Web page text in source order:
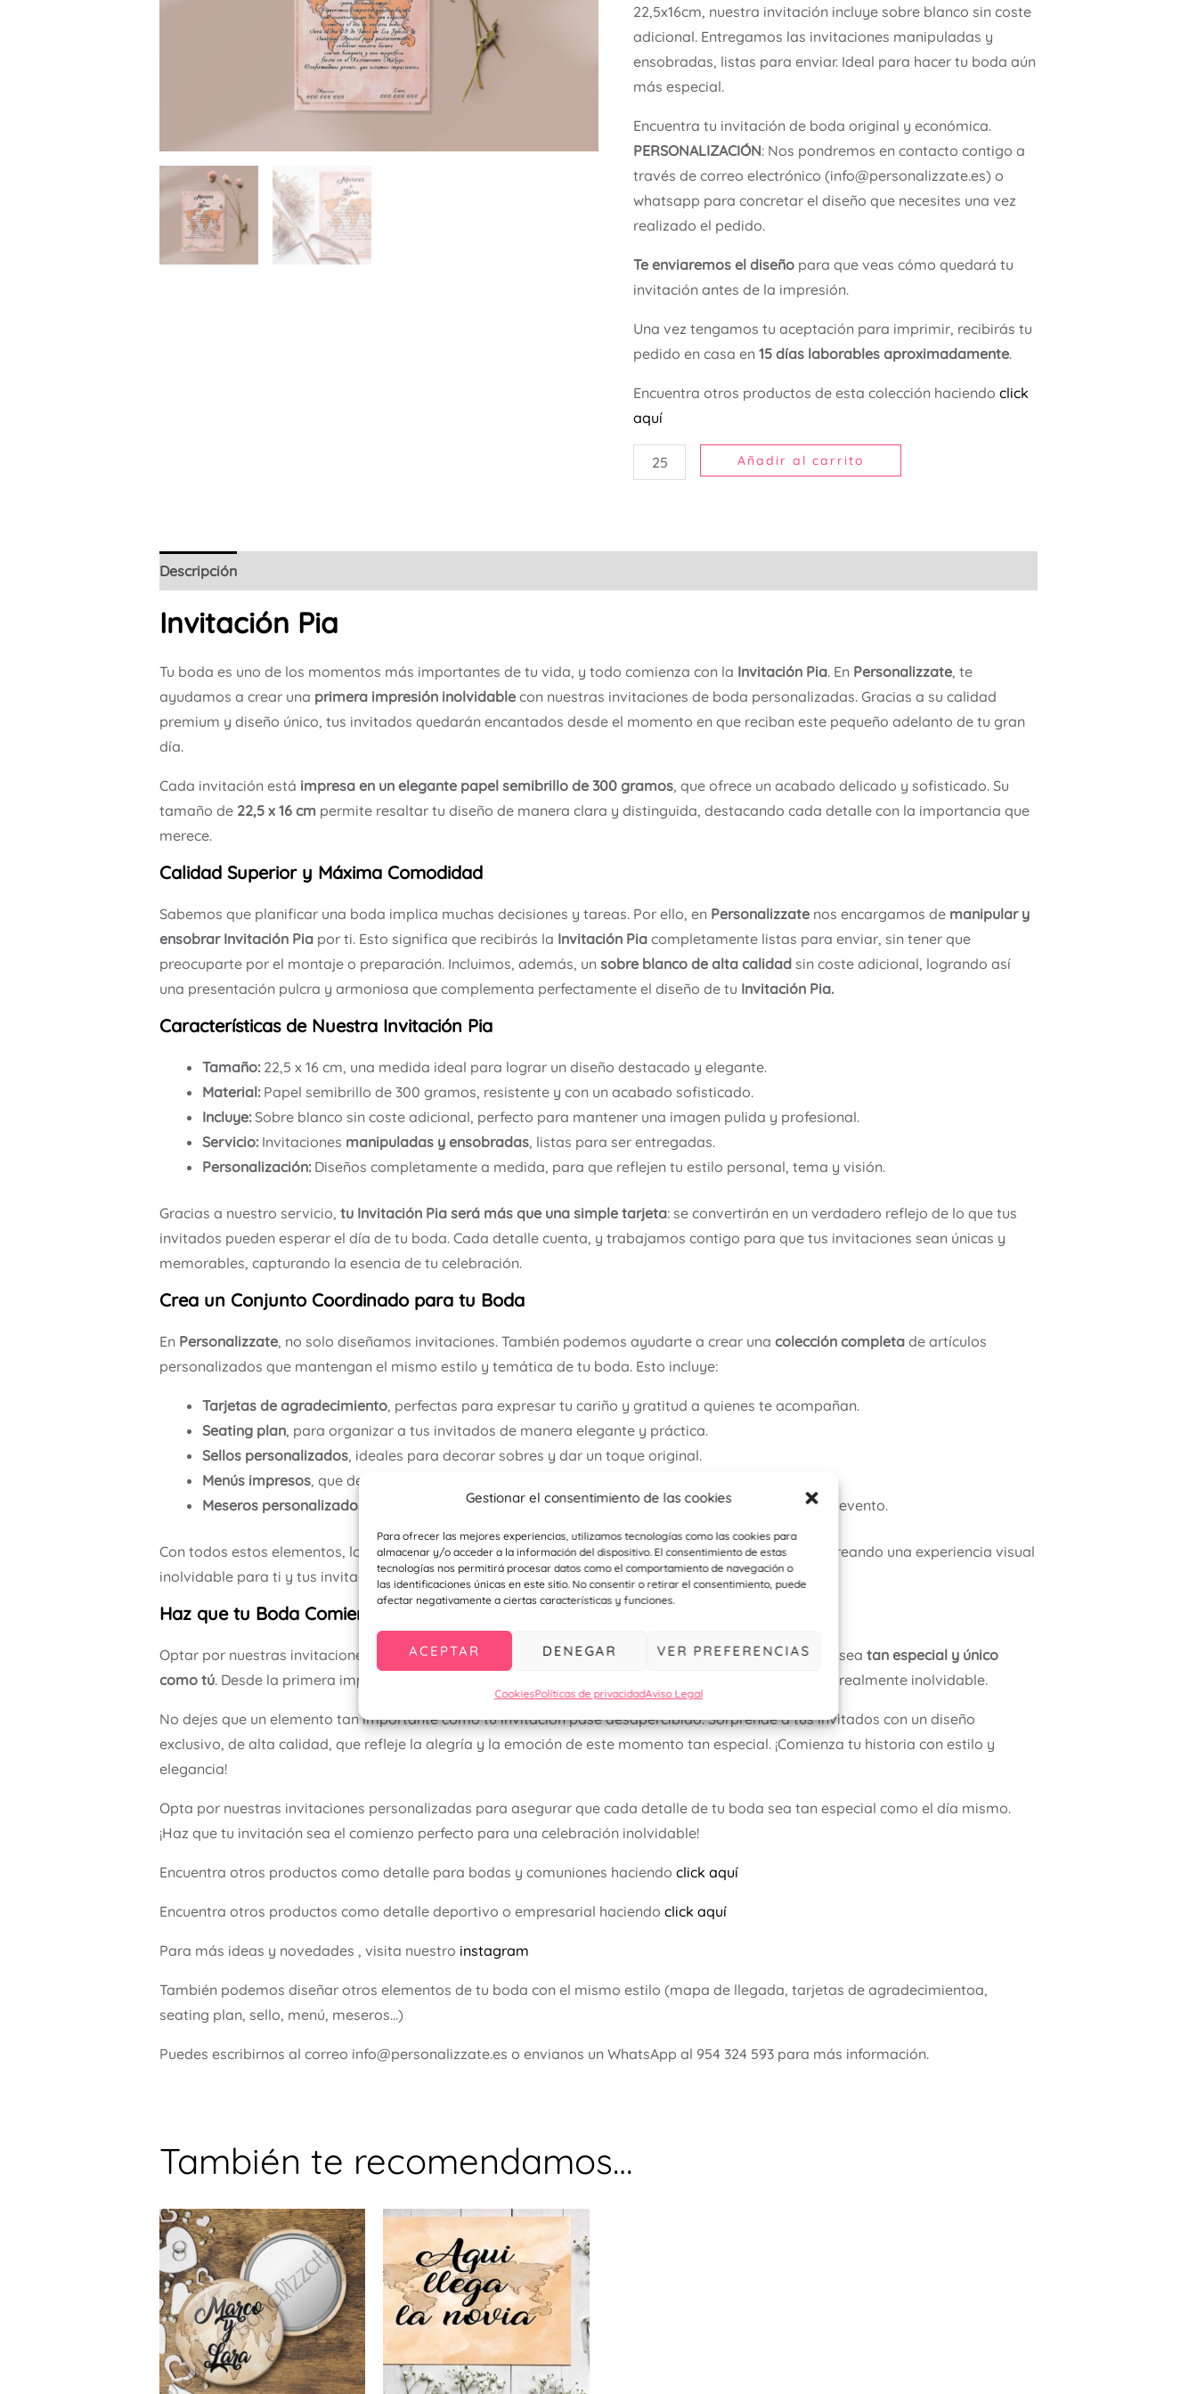
Gestionar el consentimiento de las cookies
Para ofrecer las mejores experiencias, utilizamos tecnologías como las cookies para
almacenar y/o acceder a la información del dispositivo. El consentimiento de estas
tecnologías nos permitirá procesar datos como el comportamiento de navegación o
las identificaciones únicas en este sitio. No consentir o retirar el consentimiento, puede
afectar negativamente a ciertas características y funciones.
ACEPTAR DENEGAR VER PREFERENCIAS
CookiesPolíticas de privacidadAviso Legal
22,5x16cm, nuestra invitación incluye sobre blanco sin coste
adicional. Entregamos las invitaciones manipuladas y
ensobradas, listas para enviar. Ideal para hacer tu boda aún
más especial.
Encuentra tu invitación de boda original y económica.
PERSONALIZACIÓN: Nos pondremos en contacto contigo a
través de correo electrónico (info@personalizzate.es) o
whatsapp para concretar el diseño que necesites una vez
realizado el pedido.
Te enviaremos el diseño para que veas cómo quedará tu
invitación antes de la impresión.
Una vez tengamos tu aceptación para imprimir, recibirás tu
pedido en casa en15 días laborables aproximadamente.
Encuentra otros productos de esta colección haciendoclick
aquí
Añadir al carrito
Descripción
Invitación Pia
Tu boda es uno de los momentos más importantes de tu vida, y todo comienza con la Invitación Pia. En Personalizzate, te
ayudamos a crear una primera impresión inolvidablecon nuestras invitaciones de boda personalizadas. Gracias a su calidad
premium y diseño único, tus invitados quedarán encantados desde el momento en que reciban este pequeño adelanto de tu gran
día.
Cada invitación está impresa en un elegante papel semibrillo de 300 gramos, que ofrece un acabado delicado y sofisticado. Su
tamaño de 22,5 x 16 cm permite resaltar tu diseño de manera clara y distinguida, destacando cada detalle con la importancia que
merece.
Calidad Superior y Máxima Comodidad
Sabemos que planificar una boda implica muchas decisiones y tareas. Por ello, en Personalizzatenos encargamos de manipular y
ensobrar Invitación Pia por ti. Esto significa que recibirás la Invitación Pia completamente listas para enviar, sin tener que
preocuparte por el montaje o preparación. Incluimos, además, un sobre blanco de alta calidadsin coste adicional, logrando así
una presentación pulcra y armoniosa que complementa perfectamente el diseño de tu Invitación Pia.
Características de Nuestra Invitación Pia
Tamaño:22,5 x 16 cm, una medida ideal para lograr un diseño destacado y elegante.
Material:Papel semibrillo de 300 gramos, resistente y con un acabado sofisticado.
Incluye:Sobre blanco sin coste adicional, perfecto para mantener una imagen pulida y profesional.
Servicio:Invitaciones manipuladas y ensobradas, listas para ser entregadas.
Personalización:Diseños completamente a medida, para que reflejen tu estilo personal, tema y visión.
Gracias a nuestro servicio, tu Invitación Pia será más que una simple tarjeta: se convertirán en un verdadero reflejo de lo que tus
invitados pueden esperar el día de tu boda. Cada detalle cuenta, y trabajamos contigo para que tus invitaciones sean únicas y
memorables, capturando la esencia de tu celebración.
Crea un Conjunto Coordinado para tu Boda
En Personalizzate, no solo diseñamos invitaciones. También podemos ayudarte a crear una colección completade artículos
personalizados que mantengan el mismo estilo y temática de tu boda. Esto incluye:
Tarjetas de agradecimiento, perfectas para expresar tu cariño y gratitud a quienes te acompañan.
Seating plan, para organizar a tus invitados de manera elegante y práctica.
Sellos personalizados, ideales para decorar sobres y dar un toque original.
Menús impresos, que destacarán en las mesas de tu celebración.
Meseros personalizados
, diseñados con el mismo estilo para mantener la armonía visual de tu evento.
Con todos estos elementos, logramos que cada detalle de tu boda estécoordinado a la perfección
, creando una experiencia visual
inolvidable para ti y tus invitados.
Haz que tu Boda Comience con la Invitación Pia
Optar por nuestras invitaciones personalizadas significa asegurarte de que cada aspecto de tu boda sea tan especial y único
como tú. Desde la primera impresión hasta el último detalle, trabajamos para que tu celebración sea realmente inolvidable.
No dejes que un elemento tan importante como tu invitación pase desapercibido. Sorprende a tus invitados con un diseño
exclusivo, de alta calidad, que refleje la alegría y la emoción de este momento tan especial. ¡Comienza tu historia con estilo y
elegancia!
Opta por nuestras invitaciones personalizadas para asegurar que cada detalle de tu boda sea tan especial como el día mismo.
¡Haz que tu invitación sea el comienzo perfecto para una celebración inolvidable!
Encuentra otros productos como detalle para bodas y comuniones haciendo click aquí
Encuentra otros productos como detalle deportivo o empresarial haciendo click aquí
Para más ideas y novedades , visita nuestro instagram
También podemos diseñar otros elementos de tu boda con el mismo estilo (mapa de llegada, tarjetas de agradecimientoa,
seating plan, sello, menú, meseros…)
Puedes escribirnos al correo info@personalizzate.es o envianos un WhatsApp al 954 324 593 para más información.
También te recomendamos…
Este
producto
tiene
múltiples
variantes.
Las
opciones
producto
tiene
variantes.
Las
opciones